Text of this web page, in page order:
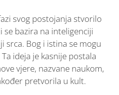
svog postojanja stvorilo
se bazira na inteligenciji
srca. Bog i istina se mogu
ideja je kasnije postala
vjere, nazvane naukom,
pretvorila u kult.